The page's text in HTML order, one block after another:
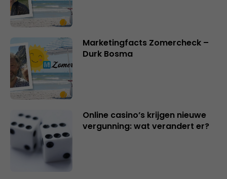
Marketingfacts Zomercheck –
Durk Bosma
Online casino’s krijgen nieuwe
vergunning: wat verandert er?